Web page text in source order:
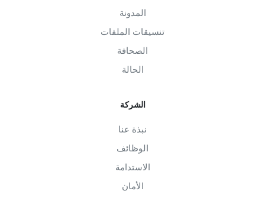
المدونة
تنسيقات الملفات
الصحافة
الحالة
الشركة
نبذة عنا
الوظائف
الاستدامة
الأمان